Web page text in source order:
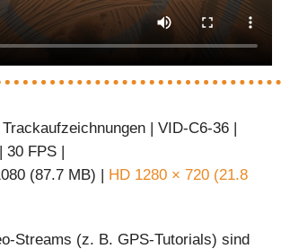
| VID-C6-36 |
30 FPS |
(87.7 MB) | HD 1280 × 720 (21.8
Streams (z. B. GPS-Tutorials) sind